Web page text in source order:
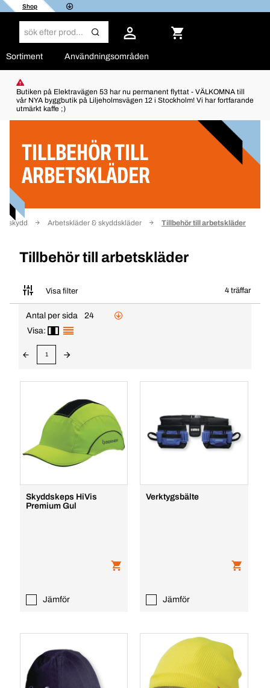
Shop
Sortiment Användningsområden
Butiken på Elektravägen 53 har nu permanent flyttat - VÄLKOMNA till
vår NYA byggbutik på Liljeholmsvägen 12 i Stockholm! Vi har fortfarande
utmärkt kaffe ;)
TILLBEHÖR TILL
ARBETSKLÄDER
skydd Arbetskläder & skyddskläder Tillbehör till arbetskläder
Tillbehör till arbetskläder
Visa filter 4 träffar
Filter
Antal per sida
24
Visa:
1
Skyddskeps HiVis
Premium Gul
Jämför
Verktygsbälte
Jämför